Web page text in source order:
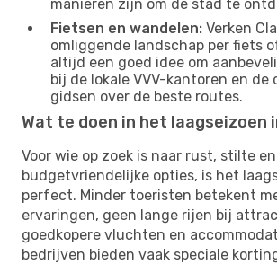
manieren zijn om de stad te
Fietsen en wandelen: Verken
omliggende landschap per fiets
altijd een goed idee om
bij de lokale VVV-kantoren en de
gidsen over de beste routes.
Wat te doen in het laagseizoen
Voor wie op zoek is naar rust, stilte en
budgetvriendelijke opties, is het
perfect. Minder toeristen betekent
ervaringen, geen lange rijen bij
goedkopere vluchten en
bedrijven bieden vaak speciale